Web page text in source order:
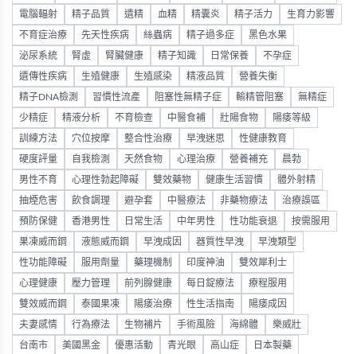
電腦輻射 精子品質 遺精 血精 精囊炎 精子活力 生育力影響
不育症治療 先天性疾病 絲蟲病 精子過多症 黑色水果
泌尿系統 腎虛 腎臟健康 精子知識 日常保養 不孕症
遺傳性疾病 生殖健康 生殖感染 精液品質 營養失衡
精子DNA檢測 習慣性流產 阻塞性無精子症 輸精管阻塞 無精症
少精症 精液分析 不育檢查 中醫食補 壯陽食物 陽痿等級
訓練方法 穴位按摩 整合性治療 早洩迷思 性健康教育
硬度評量 自我檢測 天然食物 心理治療 營養補充 晨勃
男性不育 心理性勃起障礙 雙效藥物 健康生活習慣 體外射精
抽煙危害 飲食調理 避孕套 中醫療法 非藥物療法 治療誤區
預防保健 香港男性 日常生活 中年男性 性功能衰退 按需服用
果凍威而鋼 液態威而鋼 早洩成因 器質性早洩 早洩類型
性功能障礙 服用劑量 藥理機制 印度神油 雙效犀利士
心理健康 壓力管理 前列腺健康 每日錠療法 療程服用
雙效威而鋼 泰國果凍 陽痿治療 性生活指南 陽痿成因
夫妻感情 行為療法 生物補片 手術風險 海綿體 樂威壯
台南市 美國黑金 優惠活動 青光眼 高山症 日本製藥